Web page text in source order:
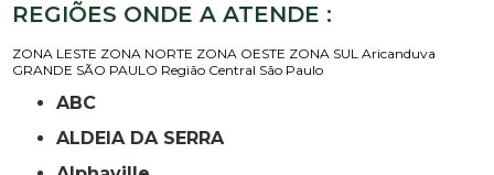
REGIÕES ONDE A ATENDE :
ZONA LESTE ZONA NORTE ZONA OESTE ZONA SUL Aricanduva
GRANDE SÃO PAULO Região Central São Paulo
ABC
ALDEIA DA SERRA